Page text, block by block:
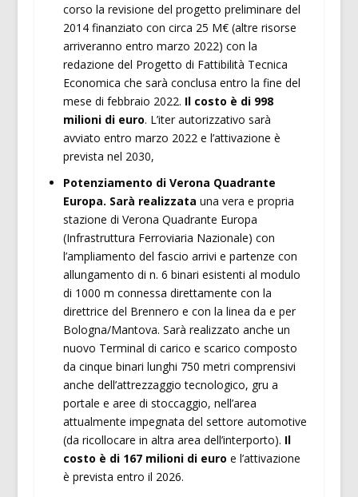
corso la revisione del progetto preliminare del
2014 finanziato con circa 25 M€ (altre risorse
arriveranno entro marzo 2022) con la
redazione del Progetto di Fattibilità Tecnica
Economica che sarà conclusa entro la fine del
mese di febbraio 2022. Il costo è di 998
milioni di euro. L’iter autorizzativo sarà
avviato entro marzo 2022 e l’attivazione è
prevista nel 2030,
Potenziamento di Verona Quadrante
Europa. Sarà realizzata una vera e propria
stazione di Verona Quadrante Europa
(Infrastruttura Ferroviaria Nazionale) con
l’ampliamento del fascio arrivi e partenze con
allungamento di n. 6 binari esistenti al modulo
di 1000 m connessa direttamente con la
direttrice del Brennero e con la linea da e per
Bologna/Mantova. Sarà realizzato anche un
nuovo Terminal di carico e scarico composto
da cinque binari lunghi 750 metri comprensivi
anche dell’attrezzaggio tecnologico, gru a
portale e aree di stoccaggio, nell’area
attualmente impegnata del settore automotive
(da ricollocare in altra area dell’interporto). Il
costo è di 167 milioni di euro e l’attivazione
è prevista entro il 2026.